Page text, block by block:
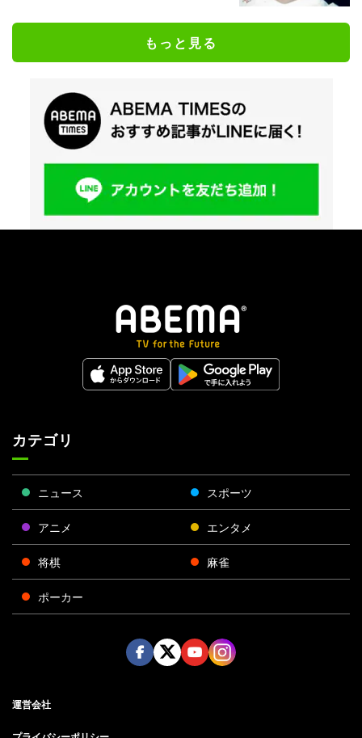
もっと見る
カテゴリ
ニュース スポーツ
アニメ エンタメ
将棋 麻雀
ポーカー
運営会社